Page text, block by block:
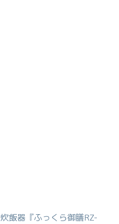
飯器『ふっくら御膳RZ-